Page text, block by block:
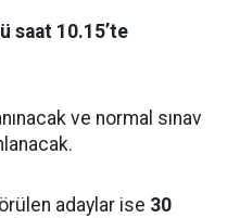
saat 10.15’te
ve normal sınav
adaylar ise 30